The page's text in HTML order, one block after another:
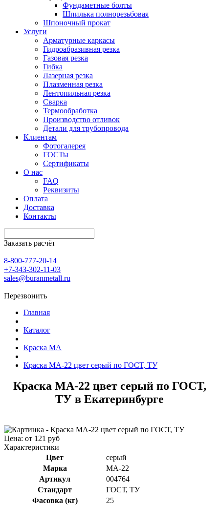
Фундаметные болты
Шпилька полнорезьбовая
Шпоночный прокат
Услуги
Арматурные каркасы
Гидроабразивная резка
Газовая резка
Гибка
Лазерная резка
Плазменная резка
Лентопильная резка
Сварка
Термообработка
Производство отливок
Детали для трубопровода
Клиентам
Фотогалерея
ГОСТы
Сертификаты
О нас
FAQ
Реквизиты
Оплата
Доставка
Контакты
Заказать расчёт
8-800-777-20-14
+7-343-302-11-03
sales@buranmetall.ru
Перезвонить
Главная
Каталог
Краска МА
Краска МА-22 цвет серый по ГОСТ, ТУ
Краска МА-22 цвет серый по ГОСТ,
ТУ в Екатеринбурге
Цена: от 121 руб
Характеристики
Цвет
серый
Марка
МА-22
Артикул
004764
Стандарт
ГОСТ, ТУ
Фасовка (кг)
25